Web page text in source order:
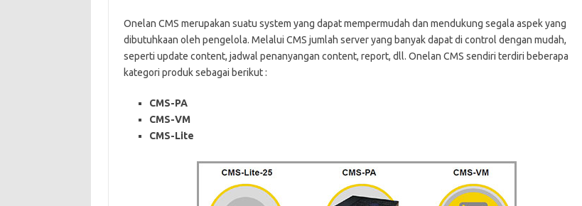
Onelan CMS merupakan suatu system yang dapat mempermudah dan mendukung segala aspek yang
dibutuhkaan oleh pengelola. Melalui CMS jumlah server yang banyak dapat di control dengan mudah,
seperti update content, jadwal penanyangan content, report, dll. Onelan CMS sendiri terdiri beberapa
kategori produk sebagai berikut :
CMS-PA
CMS-VM
CMS-Lite